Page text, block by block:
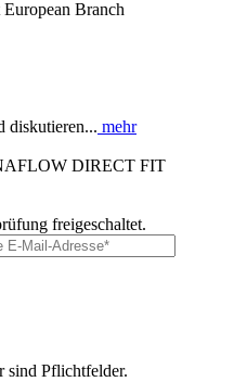
Branch
diskutieren... mehr
DIRECT FIT
freigeschaltet.
sind Pflichtfelder.